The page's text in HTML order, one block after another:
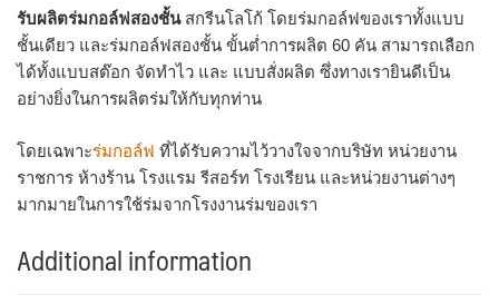
รับผลิตร่มกอล์ฟสองชั้นสกรีนโลโก้ โดยร่มกอล์ฟของเราทั้งแบบ
ชั้นเดียว และร่มกอล์ฟสองชั้น ขั้นต่ำการผลิต 60 คัน สามารถเลือก
ได้ทั้งแบบสต๊อก จัดทำไว และ แบบสั่งผลิต ซึ่งทางเรายินดีเป็น
อย่างยิ่งในการผลิตร่มให้กับทุกท่าน
โดยเฉพาะร่มกอล์ฟ ที่ได้รับความไว้วางใจจากบริษัท หน่วยงาน
ราชการ ห้างร้าน โรงแรม รีสอร์ท โรงเรียน และหน่วยงานต่างๆ
มากมายในการใช้ร่มจากโรงงานร่มของเรา
Additional information